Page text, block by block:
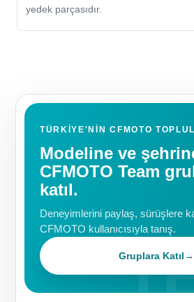
yedek parçasıdır.
TÜRKIYE'NIN CFMOTO
Modeline ve
CFMOTO Team
katıl.
Deneyimlerini paylaş, sürüşlere
CFMOTO kullanıcısıyla tanış.
Gruplara Katıl→